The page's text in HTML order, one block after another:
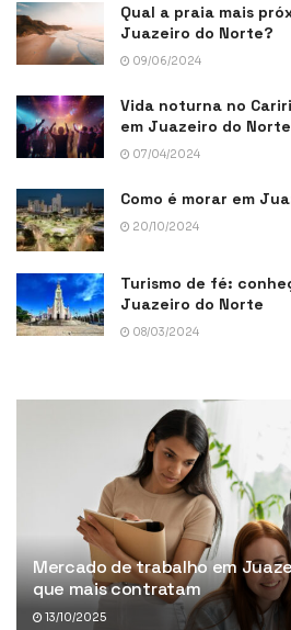
Qual a praia mais
Juazeiro do Norte?
09/06/2024
Vida noturna no
em Juazeiro do Norte
07/04/2024
Como é morar em
20/10/2024
Turismo de fé:
Juazeiro do Norte
08/03/2024
Mercado de trabalho em
que mais contratam
13/10/2025